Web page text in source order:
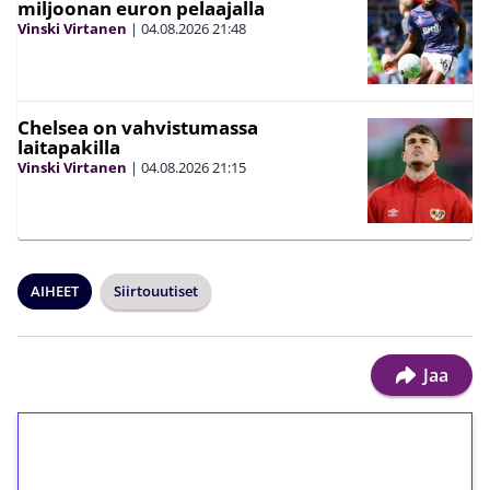
miljoonan euron pelaajalla
Vinski Virtanen | 04.08.202621:48
Chelsea on vahvistumassa
laitapakilla
Vinski Virtanen | 04.08.202621:15
AIHEET Siirtouutiset
Jaa